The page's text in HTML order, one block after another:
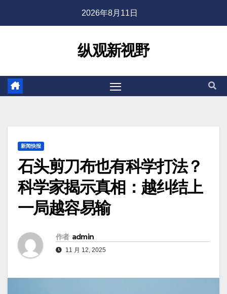
2026年8月11日
纵观新视野
新闻快报
石头剪刀布也有科学打法？
科学家揭示真相：越纠结上
一局越容易输
作者 admin
11 月 12, 2025